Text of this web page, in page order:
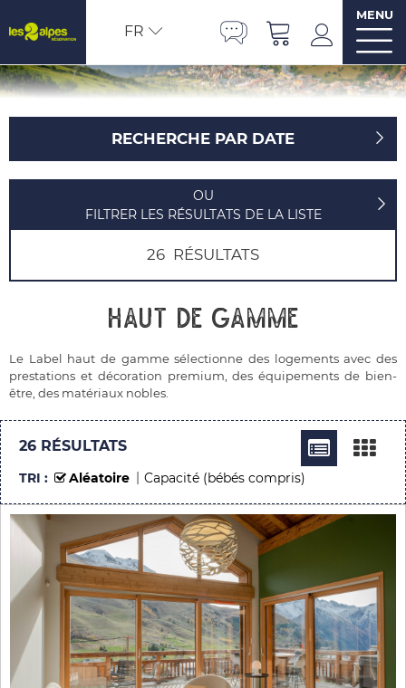
FR
MENU
RECHERCHE PAR DATE
OU
FILTRER LES RÉSULTATS DE LA LISTE
26 RÉSULTATS
Haut de gamme
Le Label haut de gamme sélectionne des logements avec des
prestations et décoration premium, des équipements de bien-
être, des matériaux nobles.
26 RÉSULTATS
TRI : Aléatoire Capacité (bébés compris)